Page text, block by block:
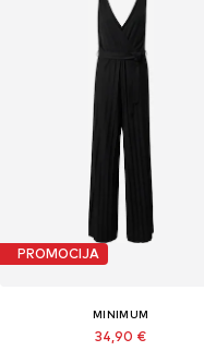
PROMOCIJA
MINIMUM
34,90 €